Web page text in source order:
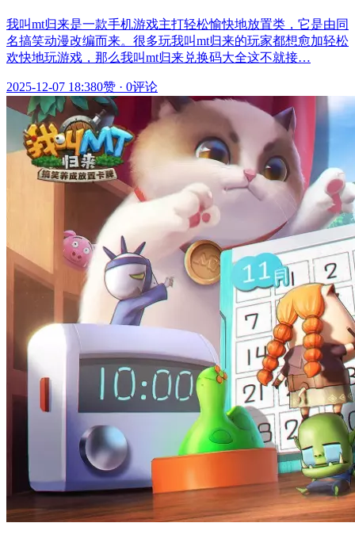
我叫mt归来是一款手机游戏主打轻松愉快地放置类，它是由同
名搞笑动漫改编而来。很多玩我叫mt归来的玩家都想愈加轻松
欢快地玩游戏，那么我叫mt归来兑换码大全这不就接…
2025-12-07 18:380赞 · 0评论